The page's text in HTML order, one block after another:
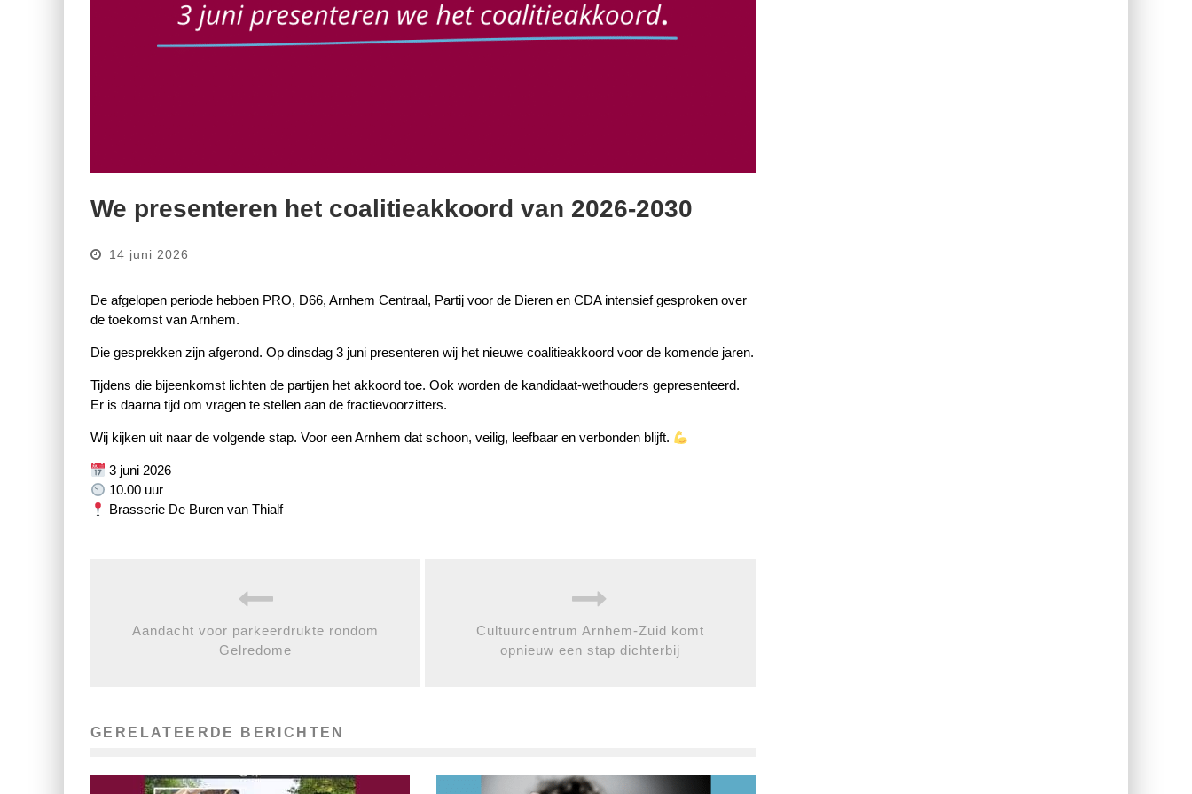
We presenteren het coalitieakkoord van 2026-2030
14 juni 2026
De afgelopen periode hebben PRO, D66, Arnhem Centraal, Partij voor de Dieren en CDA intensief gesproken over
de toekomst van Arnhem.
Die gesprekken zijn afgerond. Op dinsdag 3 juni presenteren wij het nieuwe coalitieakkoord voor de komende jaren.
Tijdens die bijeenkomst lichten de partijen het akkoord toe. Ook worden de kandidaat-wethouders gepresenteerd.
Er is daarna tijd om vragen te stellen aan de fractievoorzitters.
Wij kijken uit naar de volgende stap. Voor een Arnhem dat schoon, veilig, leefbaar en verbonden blijft.
3 juni 2026
10.00 uur
Brasserie De Buren van Thialf
Aandacht voor parkeerdrukte rondom
Gelredome
Cultuurcentrum Arnhem-Zuid komt
opnieuw een stap dichterbij
GERELATEERDE BERICHTEN